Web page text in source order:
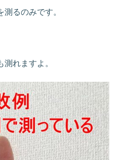
るのみです。
れますよ。